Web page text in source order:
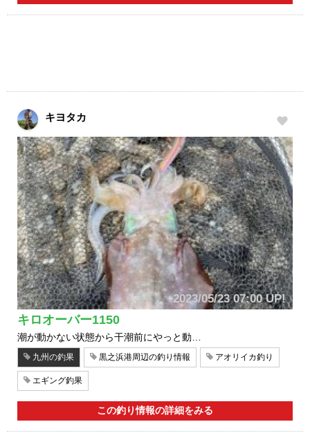
キヨタカ
2023/05/23 07:00 UP!
キロオーバー1150
潮が動かない状態から干潮前にやっと動…
九州の釣果 黒之浜港周辺の釣り情報 アオリイカ釣り
エギング釣果
この釣り情報の詳細をみる